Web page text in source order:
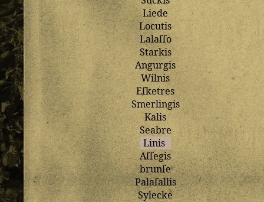
Liede
Locutis
Lalaſſo
Starkis
Angurgis
Wilnis
Eſketres
Smerlingis
Kalis
Seabre
Linis
Aſſegis
brunſe
Palaſallis
Sylecke